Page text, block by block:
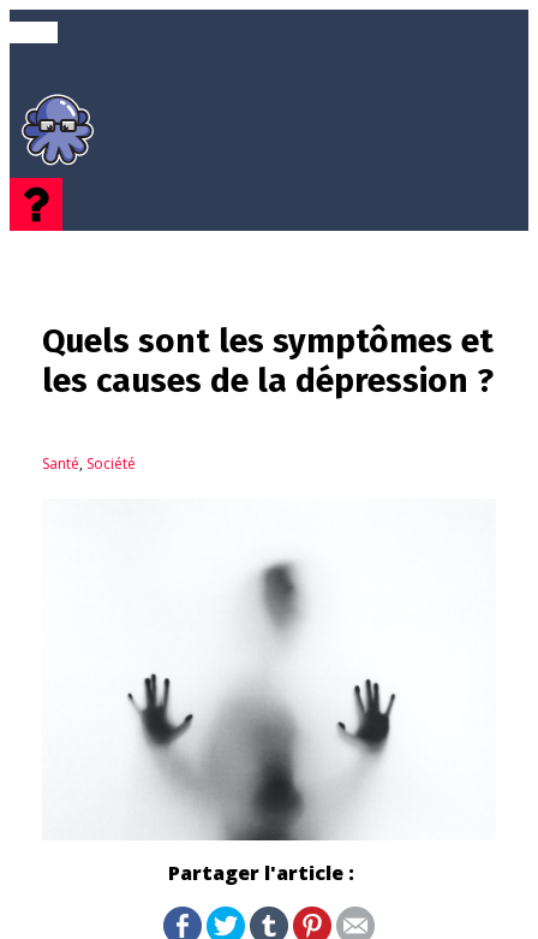
Quels sont les symptômes et
les causes de la dépression ?
Santé, Société
Partager l'article :